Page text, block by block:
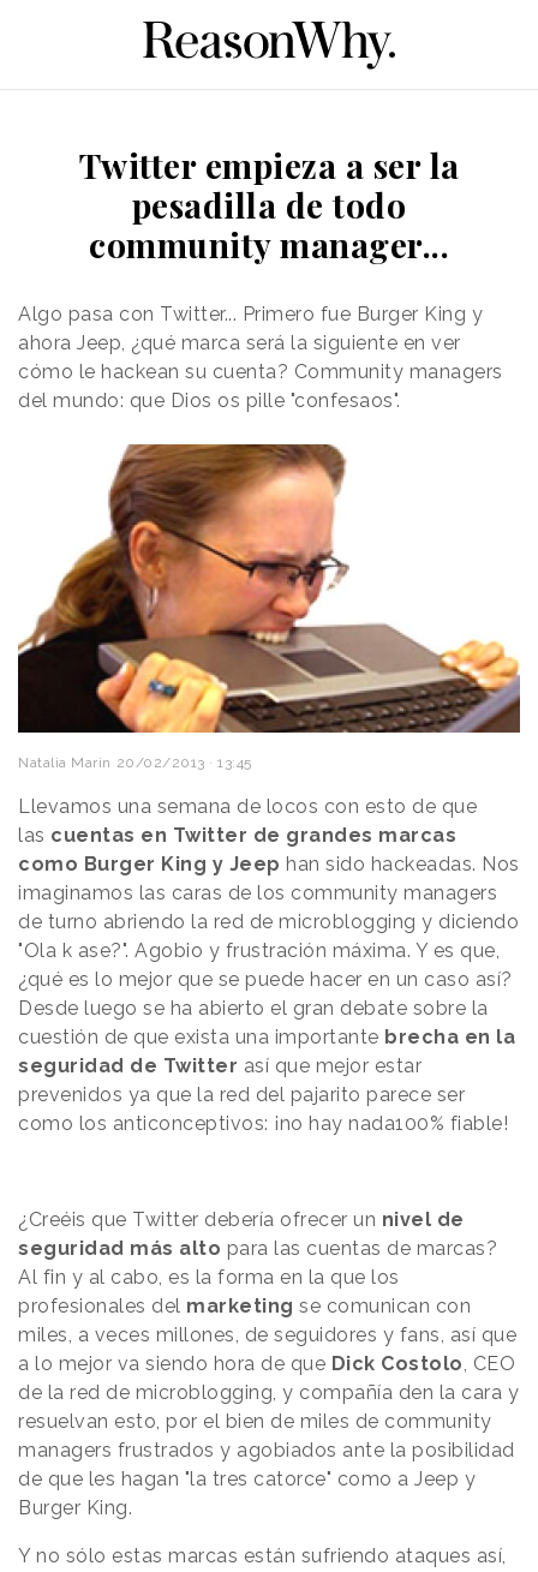
Twitter empieza a ser la
pesadilla de todo
community manager...
Algo pasa con Twitter... Primero fue Burger King y
ahora Jeep, ¿qué marca será la siguiente en ver
cómo le hackean su cuenta? Community managers
del mundo: que Dios os pille "confesaos".
Natalia Marin 20/02/2013 · 13:45
Llevamos una semana de locos con esto de que
las cuentas en Twitter de grandes marcas
como Burger King y Jeep han sido hackeadas. Nos
imaginamos las caras de los community managers
de turno abriendo la red de microblogging y diciendo
"Ola k ase?". Agobio y frustración máxima. Y es que,
¿qué es lo mejor que se puede hacer en un caso así?
Desde luego se ha abierto el gran debate sobre la
cuestión de que exista una importante brecha en la
seguridad de Twitter así que mejor estar
prevenidos ya que la red del pajarito parece ser
como los anticonceptivos: ¡no hay nada100% fiable!
¿Creéis que Twitter debería ofrecer un nivel de
seguridad más alto para las cuentas de marcas?
Al fin y al cabo, es la forma en la que los
profesionales del marketing se comunican con
miles, a veces millones, de seguidores y fans, así que
a lo mejor va siendo hora de que Dick Costolo, CEO
de la red de microblogging, y compañía den la cara y
resuelvan esto, por el bien de miles de community
managers frustrados y agobiados ante la posibilidad
de que les hagan "la tres catorce" como a Jeep y
Burger King.
Y no sólo estas marcas están sufriendo ataques así,